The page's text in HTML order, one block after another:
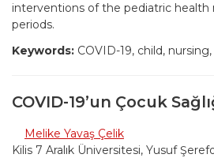
interventions of the pediatric health
periods.
Keywords: COVID-19, child,
COVID-19’un Çocuk
Melike Yavaş Çelik
Kilis 7 Aralık Üniversitesi, Yusuf